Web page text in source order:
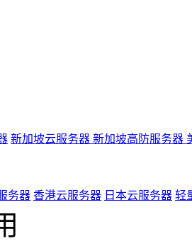
新加坡云服务器 新加坡高防服务器
务器 香港云服务器 日本云服务器 轻